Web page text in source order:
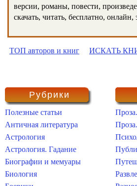
версии, романы, повести,
скачать, читать, бесплатно,
ТОП авторов и книг ИСКАТЬ
Рубрики
Полезные статьи
Античная литература
Астрология
Астрология. Гадание
Биографии и мемуары
Биология